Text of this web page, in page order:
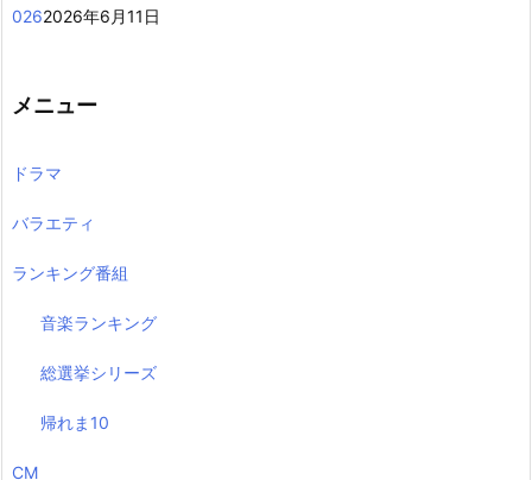
0262026年6月11日
メニュー
ドラマ
バラエティ
ランキング番組
音楽ランキング
総選挙シリーズ
帰れま10
CM